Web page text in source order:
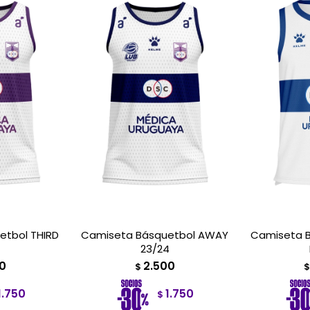
THIRD
Camiseta Básquetbol AWAY
23/24
$ 2.500
$ 1.750
Camiseta
$